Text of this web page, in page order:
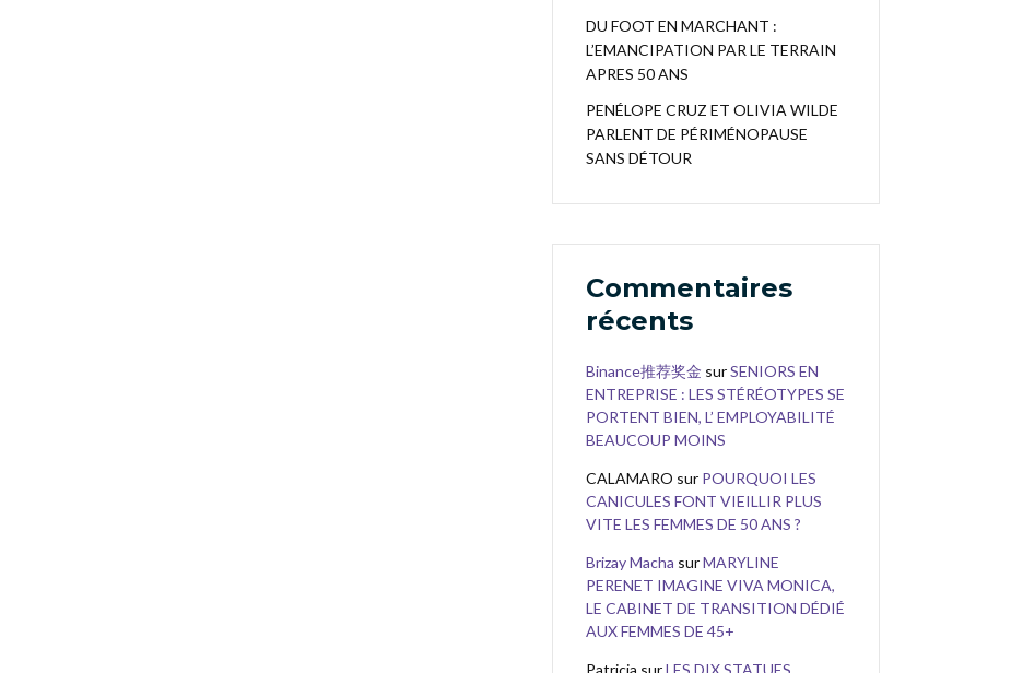
DU FOOT EN MARCHANT :
L’EMANCIPATION PAR LE TERRAIN
APRES 50 ANS
PENÉLOPE CRUZ ET OLIVIA WILDE
PARLENT DE PÉRIMÉNOPAUSE
SANS DÉTOUR
Commentaires
récents
Binance推荐奖金 surSENIORS EN
ENTREPRISE : LES STÉRÉOTYPES SE
PORTENT BIEN, L’ EMPLOYABILITÉ
BEAUCOUP MOINS
CALAMARO sur POURQUOI LES
CANICULES FONT VIEILLIR PLUS
VITE LES FEMMES DE 50 ANS ?
Brizay Macha surMARYLINE
PERENET IMAGINE VIVA MONICA,
LE CABINET DE TRANSITION DÉDIÉ
AUX FEMMES DE 45+
Patricia surLES DIX STATUES